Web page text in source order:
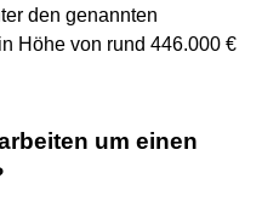
den genannten
Höhe von rund 446.000 €
um einen